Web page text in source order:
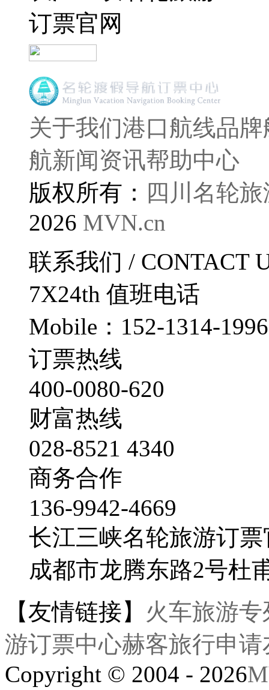
订票官网
关于我们港口航线品
航新闻资讯帮助中心
版权所有： 四川名轮
2026 MVN.cn
联系我们 / CONTACT
7X24th 值班电话
Mobile：152-1314-1996
订票热线
400-0080-620
财富热线
028-8521 4340
商务合作
136-9942-4669
长江三峡名轮旅游订
成都市龙腾东路2号杜
【友情链接】 火车旅游专
游订票中心赫客旅行申请
Copyright © 2004 - 2026